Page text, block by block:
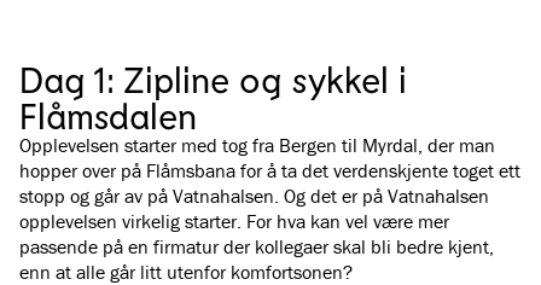
Dag 1: Zipline og sykkel i
Flåmsdalen
Opplevelsen starter med tog fra Bergen til Myrdal, der man
hopper over på Flåmsbana for å ta det verdenskjente toget ett
stopp og går av på Vatnahalsen. Og det er på Vatnahalsen
opplevelsen virkelig starter. For hva kan vel være mer
passende på en firmatur der kollegaer skal bli bedre kjent,
enn at alle går litt utenfor komfortsonen?